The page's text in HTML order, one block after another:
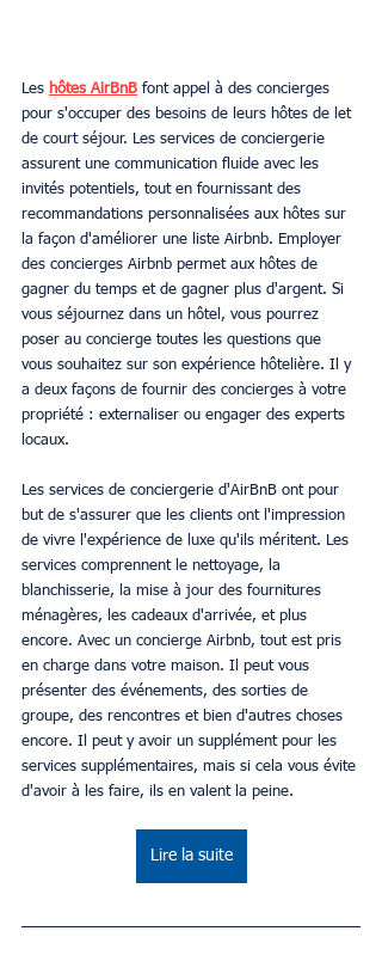
Les hôtes AirBnB font appel à des concierges
pour s'occuper des besoins de leurs hôtes de let
de court séjour. Les services de conciergerie
assurent une communication fluide avec les
invités potentiels, tout en fournissant des
recommandations personnalisées aux hôtes sur
la façon d'améliorer une liste Airbnb. Employer
des concierges Airbnb permet aux hôtes de
gagner du temps et de gagner plus d'argent. Si
vous séjournez dans un hôtel, vous pourrez
poser au concierge toutes les questions que
vous souhaitez sur son expérience hôtelière. Il y
a deux façons de fournir des concierges à votre
propriété : externaliser ou engager des experts
locaux.
Les services de conciergerie d'AirBnB ont pour
but de s'assurer que les clients ont l'impression
de vivre l'expérience de luxe qu'ils méritent. Les
services comprennent le nettoyage, la
blanchisserie, la mise à jour des fournitures
ménagères, les cadeaux d'arrivée, et plus
encore. Avec un concierge Airbnb, tout est pris
en charge dans votre maison. Il peut vous
présenter des événements, des sorties de
groupe, des rencontres et bien d'autres choses
encore. Il peut y avoir un supplément pour les
services supplémentaires, mais si cela vous évite
d'avoir à les faire, ils en valent la peine.
Lire la suite